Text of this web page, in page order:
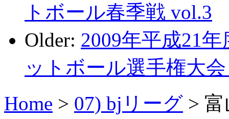
トボール春季戦 vol.3
Older: 2009年平成21
ットボール選手権大
Home > 07) bjリーグ >